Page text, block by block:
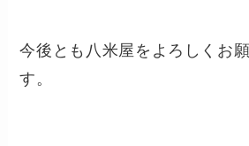
今後とも八米屋をよろしくお
す。